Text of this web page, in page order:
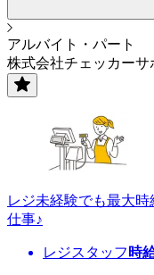
アルバイト・パート
株式会社チェッカーサ
レジ未経験でも最大
仕事♪
レジスタッフ 時